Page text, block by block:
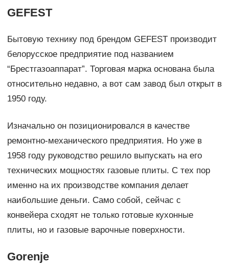
GEFEST
Бытовую технику под брендом GEFEST производит
белорусское предприятие под названием
“Брестгазоаппарат”. Торговая марка основана была
относительно недавно, а вот сам завод был открыт в
1950 году.
Изначально он позиционировался в качестве
ремонтно-механического предприятия. Но уже в
1958 году руководство решило выпускать на его
технических мощностях газовые плиты. С тех пор
именно на их производстве компания делает
наибольшие деньги. Само собой, сейчас с
конвейера сходят не только готовые кухонные
плиты, но и газовые варочные поверхности.
Gorenje